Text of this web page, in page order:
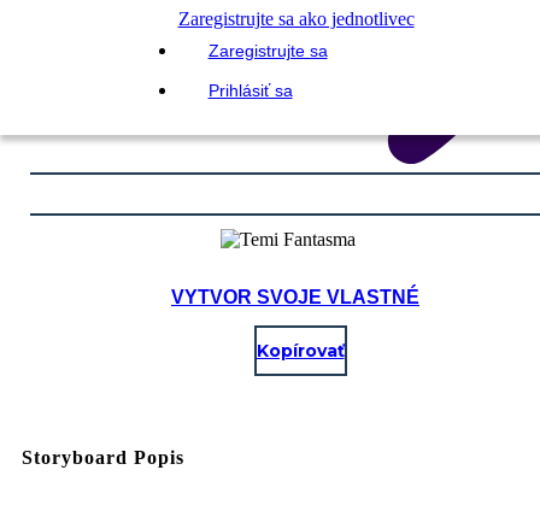
Zaregistrujte sa ako jednotlivec
Zaregistrujte sa
Prihlásiť sa
VYTVOR SVOJE VLASTNÉ
Kopírovať
Storyboard Popis